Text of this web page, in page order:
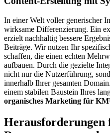
In einer Welt voller generischer
wirksame Differenzierung. Ein
erzielt nachhaltig bessere
Beiträge. Wir nutzen Ihr
schaffen, die einen echten
aufbauen. Durch die gezielte
nicht nur die Nutzerführung,
innerhalb Ihrer gesamten
einem stabilen Baustein Ihres
organisches Marketing für